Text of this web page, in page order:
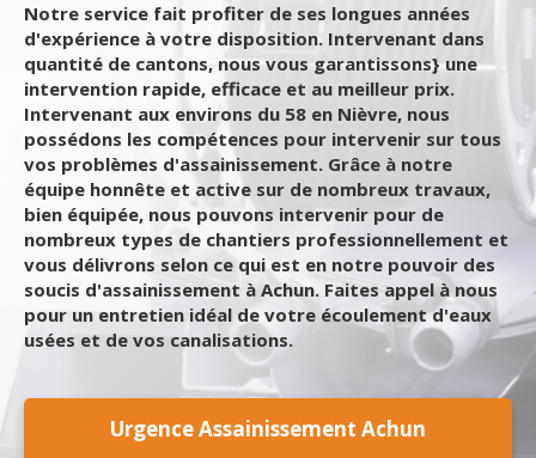
Notre service fait profiter de ses longues années
d'expérience à votre disposition. Intervenant dans
quantité de cantons, nous vous garantissons} une
intervention rapide, efficace et au meilleur prix.
Intervenant aux environs du 58 en Nièvre, nous
possédons les compétences pour intervenir sur tous
vos problèmes d'assainissement. Grâce à notre
équipe honnête et active sur de nombreux travaux,
bien équipée, nous pouvons intervenir pour de
nombreux types de chantiers professionnellement et
vous délivrons selon ce qui est en notre pouvoir des
soucis d'assainissement à Achun. Faites appel à nous
pour un entretien idéal de votre écoulement d'eaux
usées et de vos canalisations.
Urgence Assainissement Achun